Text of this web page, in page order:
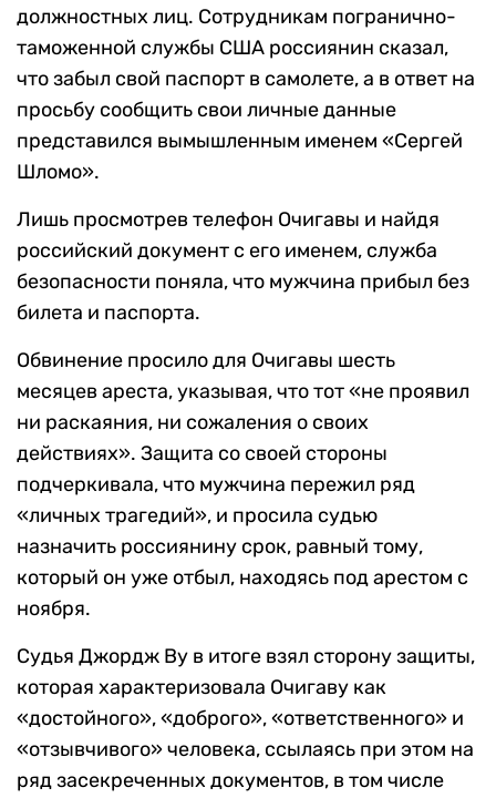
должностных лиц. Сотрудникам погранично-
таможенной службы США россиянин сказал,
что забыл свой паспорт в самолете, а в ответ на
просьбу сообщить свои личные данные
представился вымышленным именем «Сергей
Шломо».
Лишь просмотрев телефон Очигавы и найдя
российский документ с его именем, служба
безопасности поняла, что мужчина прибыл без
билета и паспорта.
Обвинение просило для Очигавы шесть
месяцев ареста, указывая, что тот «не проявил
ни раскаяния, ни сожаления о своих
действиях». Защита со своей стороны
подчеркивала, что мужчина пережил ряд
«личных трагедий», и просила судью
назначить россиянину срок, равный тому,
который он уже отбыл, находясь под арестом с
ноября.
Судья Джордж Ву в итоге взял сторону защиты,
которая характеризовала Очигаву как
«достойного», «доброго», «ответственного» и
«отзывчивого» человека, ссылаясь при этом на
ряд засекреченных документов, в том числе